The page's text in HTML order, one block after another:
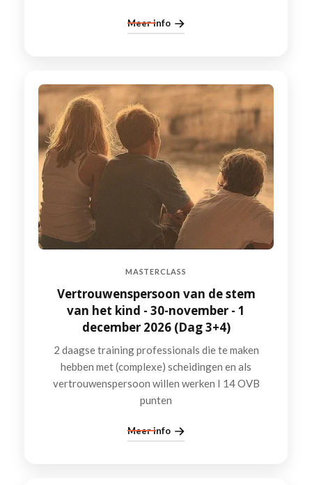
Meer info
MASTERCLASS
Vertrouwenspersoon van de stem
van het kind - 30-november - 1
december 2026 (Dag 3+4)
2 daagse training professionals die te maken
hebben met (complexe) scheidingen en als
vertrouwenspersoon willen werken I 14 OVB
punten
Meer info